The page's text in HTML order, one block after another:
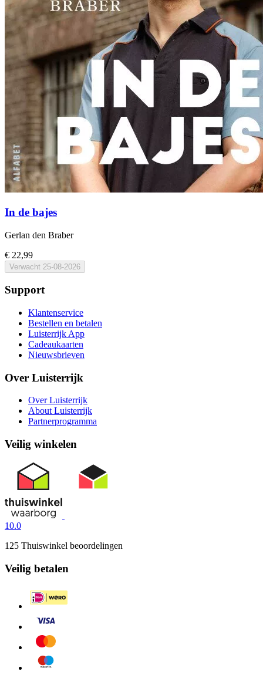
In de bajes
Gerlan den Braber
€ 22,99
Verwacht 25-08-2026
Support
Klantenservice
Bestellen en betalen
Luisterrijk App
Cadeaukaarten
Nieuwsbrieven
Over Luisterrijk
Over Luisterrijk
About Luisterrijk
Partnerprogramma
Veilig winkelen
10.0
125 Thuiswinkel beoordelingen
Veilig betalen